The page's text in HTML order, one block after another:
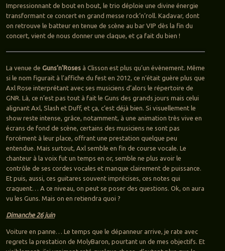
Impressionnant de bout en bout, le trio déploie une divine énergie
transformant ce concert en grand messe rock’n’roll. Kadavar, dont
on retrouve le batteur en tenue de scène au bar VIP dès la fin du
concert, vient de nous donner une claque, et ça fait du bien !
La venue de Guns’n’Rosesà Clisson est plus qu’un évènement. Même
si le nom figurait à l’affiche du fest en 2012, ce n’était guère plus que
Axl Rose interprétant avec ses musiciens d’alors le répertoire de
GNR. Là, ce n’est pas tout à fait le Guns des grands jours mais celui
alignant Axl, Slash et Duff, et ça, c’est déjà bien. Si visuellement le
show reste intense, grâce, notamment, à une animation très vive en
écrans de fond de scène, certains des musiciens ne sont pas
forcément à leur place, offrant une prestation quelque peu
entendue. Mais surtout, Axl semble en fin de course vocale. Le
chanteur à la voix fut un temps en or, semble ne plus avoir le
contrôle de ses cordes vocales et manque clairement de puissance.
Et puis, aussi, ces guitares souvent imprécises, ces notes qui
craquent… A ce niveau, on peut se poser des questions. Ok, on aura
vu les Guns. Mais on en retiendra quoi ?
Dimanche 26 juin
Voiture en panne… Le temps que le dépanneur arrive, je rate avec
regrets la prestation de MolyBaron, pourtant un de mes objectifs. Et